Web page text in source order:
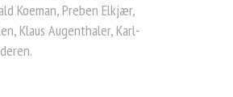
Koeman, Preben Elkjær,
Klaus Augenthaler, Karl-